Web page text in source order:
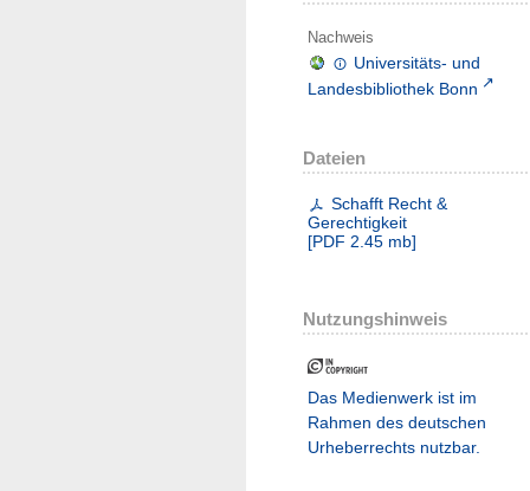
Nachweis
Universitäts- und
Landesbibliothek Bonn
Dateien
Schafft Recht &
Gerechtigkeit
[PDF 2.45 mb]
Nutzungshinweis
Das Medienwerk ist im
Rahmen des deutschen
Urheberrechts nutzbar.